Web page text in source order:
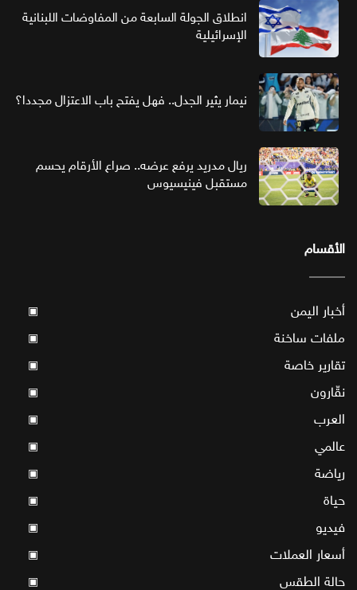
انطلاق الجولة السابعة من المفاوضات اللبنانية
الإسرائيلية
نيمار يثير الجدل.. فهل يفتح باب الاعتزال مجددا؟
ريال مدريد يرفع عرضه.. صراع الأرقام يحسم
مستقبل فينيسيوس
الأقسام
أخبار اليمن ▣
ملفات ساخنة ▣
تقارير خاصة ▣
نقّارون ▣
العرب ▣
عالمي ▣
رياضة ▣
حياة ▣
فيديو ▣
أسعار العملات ▣
حالة الطقس ▣